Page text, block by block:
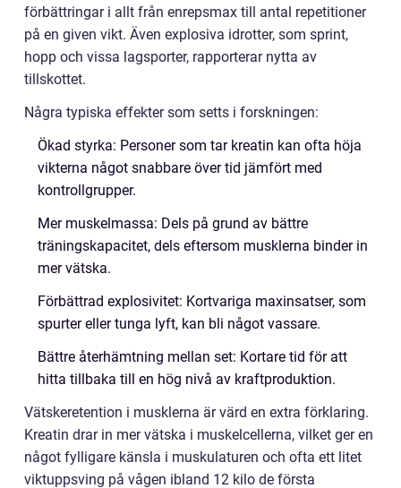
förbättringar i allt från enrepsmax till antal repetitioner
på en given vikt. Även explosiva idrotter, som sprint,
hopp och vissa lagsporter, rapporterar nytta av
tillskottet.
Några typiska effekter som setts i forskningen:
Ökad styrka: Personer som tar kreatin kan ofta höja
vikterna något snabbare över tid jämfört med
kontrollgrupper.
Mer muskelmassa: Dels på grund av bättre
träningskapacitet, dels eftersom musklerna binder in
mer vätska.
Förbättrad explosivitet: Kortvariga maxinsatser, som
spurter eller tunga lyft, kan bli något vassare.
Bättre återhämtning mellan set: Kortare tid för att
hitta tillbaka till en hög nivå av kraftproduktion.
Vätskeretention i musklerna är värd en extra förklaring.
Kreatin drar in mer vätska i muskelcellerna, vilket ger en
något fylligare känsla i muskulaturen och ofta ett litet
viktuppsving på vågen ibland 12 kilo de första